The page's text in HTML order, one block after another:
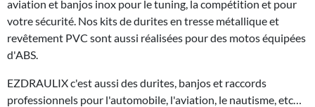
aviation et banjos inox pour le tuning, la compétition et pour
votre sécurité. Nos kits de durites en tresse métallique et
revêtement PVC sont aussi réalisées pour des motos équipées
d'ABS.
EZDRAULIX c'est aussi des durites, banjos et raccords
professionnels pour l'automobile, l'aviation, le nautisme, etc…